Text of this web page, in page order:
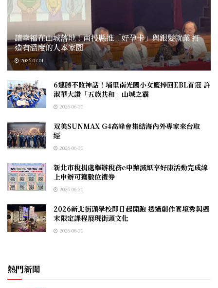
讓幸福在山城落地！南投縣推「好孕卡」與銀髮就業 打
造有溫度的人本家園
2026-07-01
6連勝不敗神話！埔里南光國小女籃捧回EBL首冠 許
淑華大讚「五族共和」山城之霸
2026-06-30
双美SUNMAX G4高峰會集結海內外專家來台取
經
2026-06-30
新北市稅捐處舉辦稅務e申辦減紙享好康活動完成線
上申辦可獲數位禮券
2026-06-30
2026新北街頭學校即日起開跑 透過創作實境秀與週
末限定課程展現街頭文化
2026-06-30
熱門新聞